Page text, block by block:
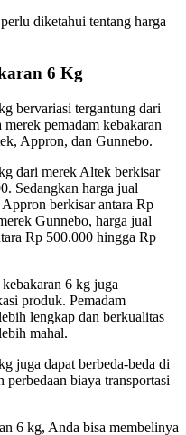
diketahui tentang harga
6 Kg
bervariasi tergantung dari
pemadam kebakaran
Appron, dan Gunnebo.
dari merek Altek berkisar
Sedangkan harga jual
berkisar antara Rp
Gunnebo, harga jual
Rp 500.000 hingga Rp
6 kg juga
produk. Pemadam
lengkap dan berkualitas
mahal.
juga dapat berbeda-beda di
biaya transportasi
6 kg, Anda bisa membelinya